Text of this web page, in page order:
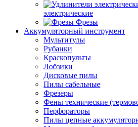
электрические
Фрезы
Аккумуляторный инструмент
Мультитулы
Рубанки
Краскопульты
Лобзики
Дисковые пилы
Пилы сабельные
Фрезеры
Фены технические
Перфораторы
Пилы цепные